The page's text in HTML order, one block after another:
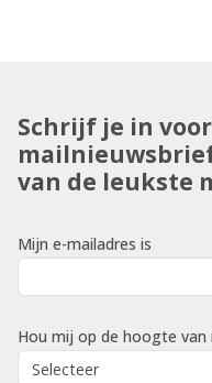
Schrijf je in
van de leukste
Mijn e-mailadres is
Hou mij op de hoogte van